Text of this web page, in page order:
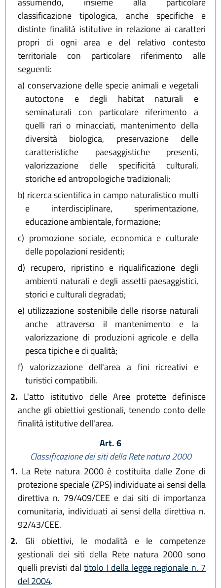
classificazione tipologica, anche specifiche e
distinte finalità istitutive in relazione ai caratteri
propri di ogni area e del relativo contesto
territoriale con particolare riferimento alle
seguenti:
a) conservazione delle specie animali e vegetali
autoctone e degli habitat naturali e
seminaturali con particolare riferimento a
quelli rari o minacciati, mantenimento della
diversità biologica, preservazione delle
caratteristiche paesaggistiche presenti,
valorizzazione delle specificità culturali,
storiche ed antropologiche tradizionali;
b) ricerca scientifica in campo naturalistico multi
e interdisciplinare, sperimentazione,
educazione ambientale, formazione;
c) promozione sociale, economica e culturale
delle popolazioni residenti;
d) recupero, ripristino e riqualificazione degli
ambienti naturali e degli assetti paesaggistici,
storici e culturali degradati;
e) utilizzazione sostenibile delle risorse naturali
anche attraverso il mantenimento e la
valorizzazione di produzioni agricole e della
pesca tipiche e di qualità;
f) valorizzazione dell'area a fini ricreativi e
turistici compatibili.
2. L'atto istitutivo delle Aree protette definisce
anche gli obiettivi gestionali, tenendo conto delle
finalità istitutive dell'area.
Art. 6
Classificazione dei siti della Rete natura 2000
1. La Rete natura 2000 è costituita dalle Zone di
protezione speciale (ZPS) individuate ai sensi della
direttiva n. 79/409/CEE e dai siti di importanza
comunitaria, individuati ai sensi della direttiva n.
92/43/CEE.
2. Gli obiettivi, le modalità e le competenze
gestionali dei siti della Rete natura 2000 sono
quelli previsti daltitolo I della legge regionale n. 7
del 2004.